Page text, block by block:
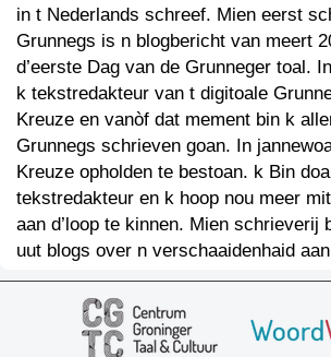
in t Nederlands schreef. Mien eerst
Grunnegs is n blogbericht van meert
d’eerste Dag van de Grunneger toal.
k tekstredakteur van t digitoale
Kreuze en vanòf dat mement bin k
Grunnegs schrieven goan. In
Kreuze opholden te bestoan. k Bin
tekstredakteur en k hoop nou meer
aan d’loop te kinnen. Mien schrieverij
uut blogs over n verschaaidenhaid